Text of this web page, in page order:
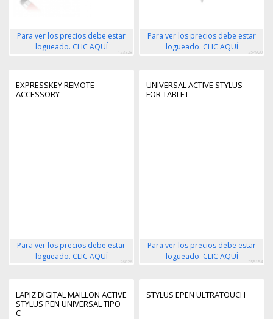
Para ver los precios debe estar
logueado. CLIC AQUÍ
123328
Para ver los precios debe estar
logueado. CLIC AQUÍ
254920
EXPRESSKEY REMOTE
ACCESSORY
Para ver los precios debe estar
logueado. CLIC AQUÍ
26826
UNIVERSAL ACTIVE STYLUS
FOR TABLET
Para ver los precios debe estar
logueado. CLIC AQUÍ
355154
LAPIZ DIGITAL MAILLON ACTIVE
STYLUS PEN UNIVERSAL TIPO
C
STYLUS EPEN ULTRATOUCH